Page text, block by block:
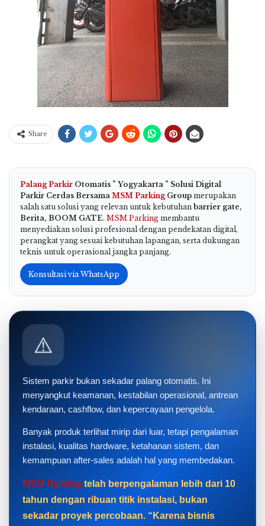
Share
Palang Parkir Otomatis ” Yogyakarta ” Solusi Digital
Parkir Cerdas Bersama MSM ParkingGroup merupakan
salah satu solusi yang relevan untuk kebutuhan barrier gate,
Berita, BOOM GATE. MSM Parking membantu
menyediakan solusi profesional dengan pendekatan digital,
perangkat yang sesuai kebutuhan lapangan, serta dukungan
teknis untuk operasional jangka panjang.
Konsultasi via WhatsApp
⚠️
Sistem parkir bukan sekadar palang otomatis. Ini
menyangkut keamanan, kestabilan operasional, antrean
kendaraan, cashflow, dan kepercayaan pengelola.
Banyak produk terlihat mirip dari luar, tetapi pengalaman
instalasi, kualitas hardware, ketahanan sistem, dan
kemampuan after-sales adalah hal yang membedakan.
MSM Parking telah berpengalaman lebih dari 10
tahun dengan ribuan titik instalasi, bukan
sekadar proyek percobaan. “Karena bisnis